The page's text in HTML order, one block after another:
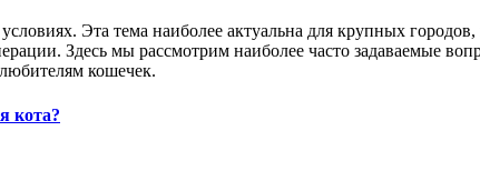
Эта тема наиболее актуальна для крупных
Здесь мы рассмотрим наиболее часто задаваемые
кошечек.
кота?